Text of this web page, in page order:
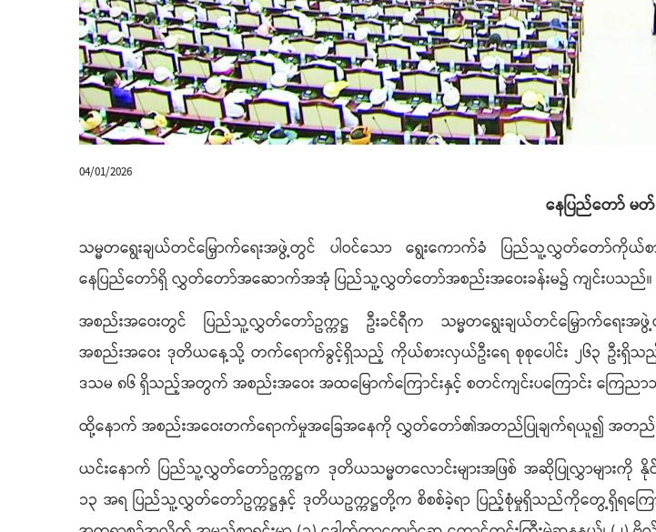
04/01/2026
နေပြည်တော် မ
သမ္မတရွေးချယ်တင်မြှောက်ရေးအဖွဲ့တွင် ပါဝင်သော ရွေးကောက်ခံ ပြည်သူ့လွှတ်တော်
နေပြည်တော်ရှိ လွှတ်တော်အဆောက်အအုံ ပြည်သူ့လွှတ်တော်အစည်းအဝေးခန်းမ၌ ကျင်းပသည်။
အစည်းအဝေးတွင် ပြည်သူ့လွှတ်တော်ဥက္ကဋ္ဌ ဦးခင်ရီက သမ္မတရွေးချယ်တင်မြှောက်ရေ
အစည်းအဝေး ဒုတိယနေ့သို့ တက်ရောက်ခွင့်ရှိသည့် ကိုယ်စားလှယ်ဦးရေ စုစုပေါင်း ၂၆၃ ဦးရှိ
ဒသမ ၈၆ ရှိသည့်အတွက် အစည်းအဝေး အထမြောက်ကြောင်းနှင့် စတင်ကျင်းပကြောင်း ကြေည
ထို့နောက် အစည်းအဝေးတက်ရောက်မှုအခြေအနေကို လွှတ်တော်၏အတည်ပြုချက်ရယူ၍ အတ
ယင်းနောက် ပြည်သူ့လွှတ်တော်ဥက္ကဋ္ဌက ဒုတိယသမ္မတလောင်းများအဖြစ် အဆိုပြုလွှာများကို နို
၁၃ အရ ပြည်သူ့လွှတ်တော်ဥက္ကဋ္ဌနှင့် ဒုတိယဥက္ကဋ္ဌတို့က စိစစ်ခဲ့ရာ ပြည့်စုံမှုရှိသည်ကိုတွေ့ရှိရက